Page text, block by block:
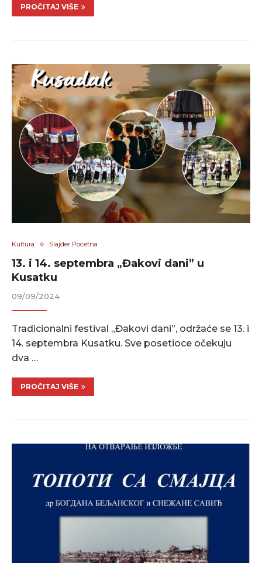
PROČITAJ VIŠE
Kultura Slajder Pocetna
13. i 14. septembra „Đakovi dani” u
Kusatku
09/09/2024
Tradicionalni festival „Đakovi dani”, održaće se 13. i
14. septembra Kusatku. Sve posetioce očekuju
dva …
PROČITAJ VIŠE